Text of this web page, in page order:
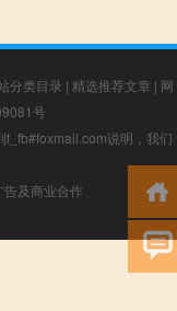
分类目录 | 精选推荐文章 | 网
号
f_fb#foxmail.com说明，我们
及商业合作